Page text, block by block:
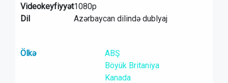
Videokeyfiyyət1080p
Dil
Azərbaycan dilində dublyaj
Ölkə
ABŞ
Böyük Britaniya
Kanada